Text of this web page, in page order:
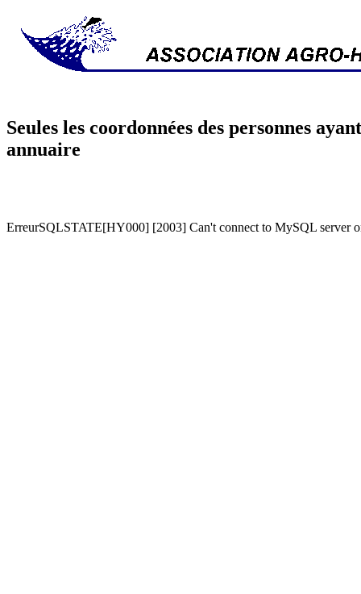
Seules les coordonnées des personnes
annuaire
ErreurSQLSTATE[HY000] [2003] Can't connect to MySQL server